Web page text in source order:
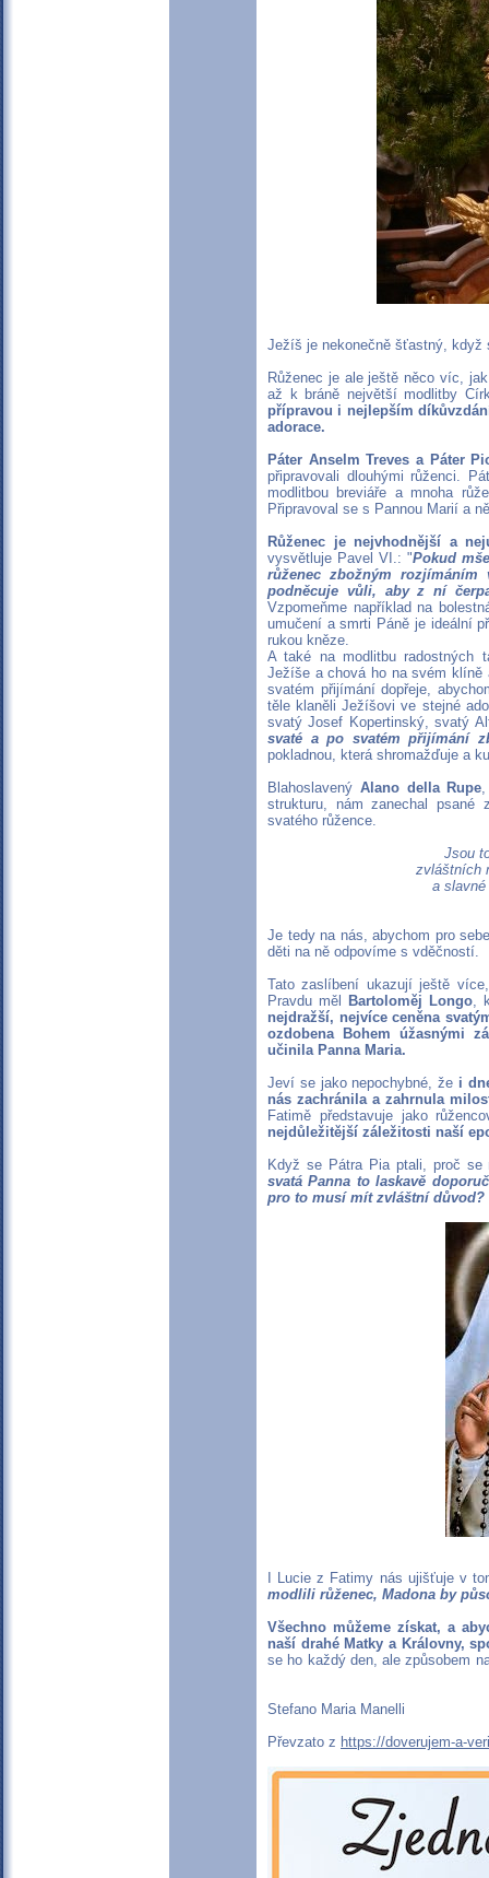
Ježíš je nekonečně šťastný,
Růženec je ale ještě něco víc,
až k bráně největší modlitby
přípravou i nejlepším
adorace.
Páter Anselm Treves a Páter
připravovali dlouhými růženci.
modlitbou breviáře a mnoha
Připravoval se s Pannou Marií a
Růženec je nejvhodnější a
vysvětluje Pavel VI.: "Pokud
růženec zbožným
podněcuje vůli, aby z ní
Vzpomeňme například na
umučení a smrti Páně je ideální
rukou kněze.
A také na modlitbu radostných
Ježíše a chová ho na svém
svatém přijímání dopřeje,
těle klaněli Ježíšovi ve stejné
svatý Josef Kopertinský, svatý
svaté a po svatém přijímání
pokladnou, která shromažďuje a
Blahoslavený Alano della Rupe
strukturu, nám zanechal psané
svatého růžence.
Jsou
zvláštních
a
Je tedy na nás, abychom pro
děti na ně odpovíme s vděčností.
Tato zaslíbení ukazují ještě
Pravdu měl
Bartoloměj Longo,
nejdražší, nejvíce ceněna
ozdobena Bohem úžasnými
učinila Panna Maria.
Jeví se jako nepochybné, že i
nás zachránila a zahrnula
Fatimě představuje jako
nejdůležitější záležitosti naší
Když se Pátra Pia ptali, proč se
svatá Panna to laskavě
pro to musí mít zvláštní důvod?
I Lucie z Fatimy nás ujišťuje v
modlili růženec, Madona by
Všechno můžeme získat, a
naší drahé Matky a Královny,
se ho každý den, ale způsobem
Stefano Maria Manelli
Převzato z https://doverujem-a-